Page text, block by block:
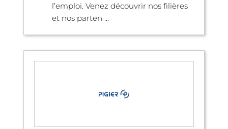
l’emploi. Venez découvrir nos filières
et nos parten ...